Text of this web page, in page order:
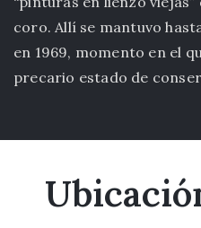
coro. Allí se mantuvo
en 1969, momento en el
precario estado de